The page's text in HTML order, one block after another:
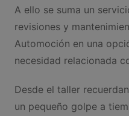
A ello se suma un
revisiones y
Automoción en una
necesidad relacionada
Desde el taller
un pequeño golpe a